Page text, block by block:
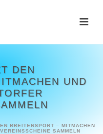
DEN
UND
BREITENSPORT – MITMACHEN
SAMMELN